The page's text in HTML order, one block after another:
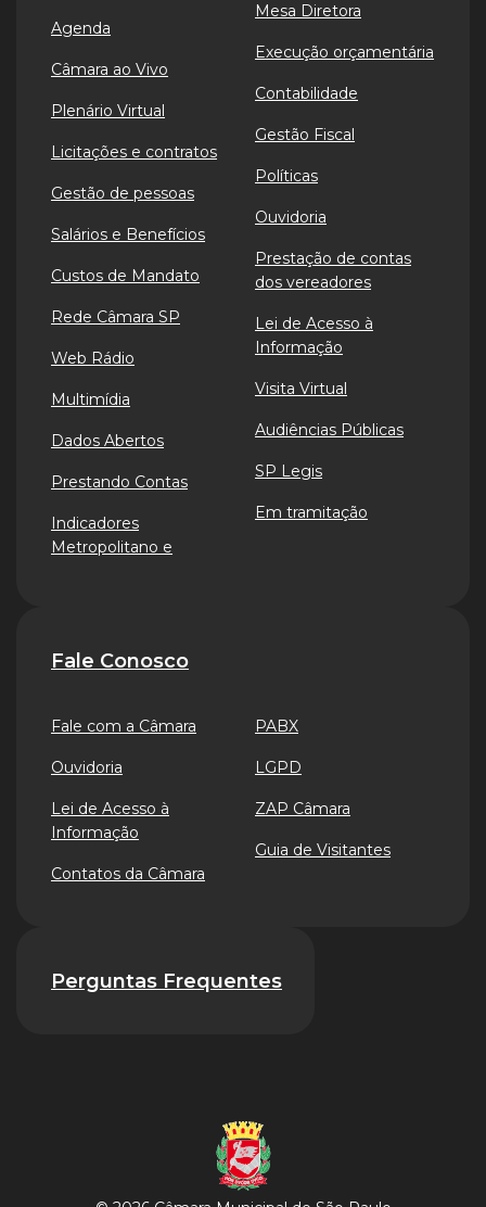
Agenda
Câmara ao Vivo
Plenário Virtual
Licitações e contratos
Gestão de pessoas
Salários e Benefícios
Custos de Mandato
Rede Câmara SP
Web Rádio
Multimídia
Dados Abertos
Prestando Contas
Indicadores
Metropolitano e
Mesa Diretora
Execução orçamentária
Contabilidade
Gestão Fiscal
Políticas
Ouvidoria
Prestação de contas
dos vereadores
Lei de Acesso à
Informação
Visita Virtual
Audiências Públicas
SP Legis
Em tramitação
Fale Conosco
Fale com a Câmara
Ouvidoria
Lei de Acesso à
Informação
Contatos da Câmara
PABX
LGPD
ZAP Câmara
Guia de Visitantes
Perguntas Frequentes